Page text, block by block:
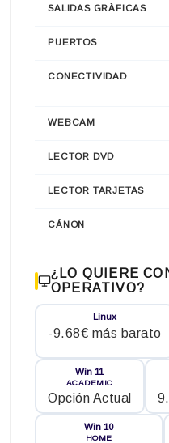
SALIDAS GRÀFICAS
PUERTOS
CONECTIVIDAD
WEBCAM
LECTOR DVD
LECTOR TARJETAS
CÁNON
¿LO QUIERE
OPERATIVO?
Linux
-9.68€ más barato
Win 11
ACADEMIC
Opción Actual
Win 10
HOME